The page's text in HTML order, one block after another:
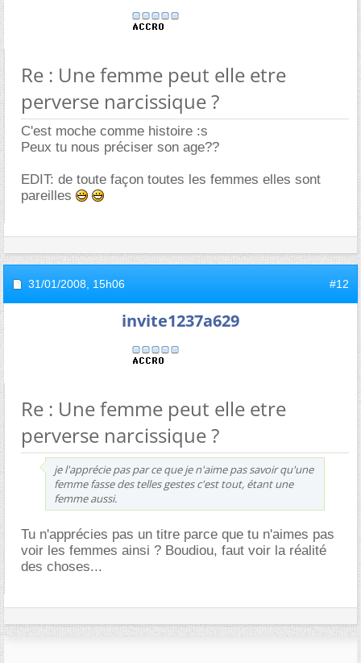
Re : Une femme peut elle etre
perverse narcissique ?
C'est moche comme histoire :s
Peux tu nous préciser son age??
EDIT: de toute façon toutes les femmes elles sont
pareilles
31/01/2008, 15h06 #12
invite1237a629
Re : Une femme peut elle etre
perverse narcissique ?
je l'apprécie pas par ce que je n'aime pas savoir qu'une
femme fasse des telles gestes c'est tout, étant une
femme aussi.
Tu n'apprécies pas un titre parce que tu n'aimes pas
voir les femmes ainsi ? Boudiou, faut voir la réalité
des choses...